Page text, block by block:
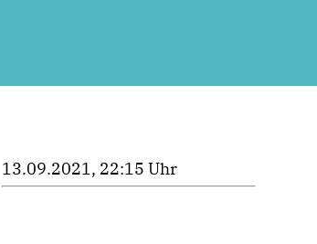
13.09.2021, 22:15 Uhr